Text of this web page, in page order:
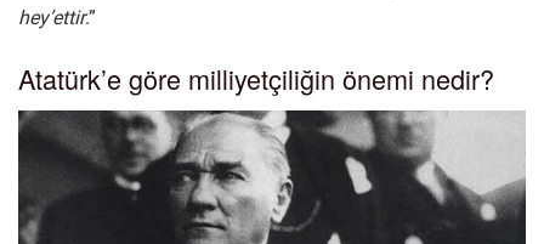
hey’ettir.”
Atatürk’e göre milliyetçiliğin önemi nedir?